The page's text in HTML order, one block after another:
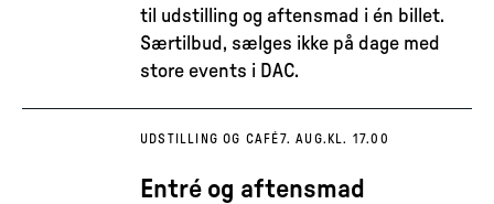
til udstilling og aftensmad i én billet.
Særtilbud, sælges ikke på dage med
store events i DAC.
UDSTILLING OG CAFÉ7. AUG. KL. 17.00
Entré og aftensmad